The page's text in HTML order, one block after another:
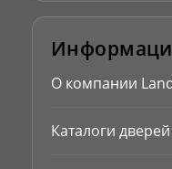
О компании
Каталоги